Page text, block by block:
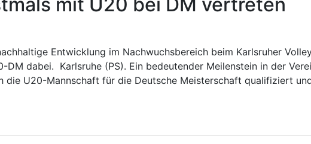
Entwicklung im Nachwuchsbereich beim Karlsruher
DM dabei. Karlsruhe (PS). Ein bedeutender Meilenstein in der
die U20-Mannschaft für die Deutsche Meisterschaft qualifiziert